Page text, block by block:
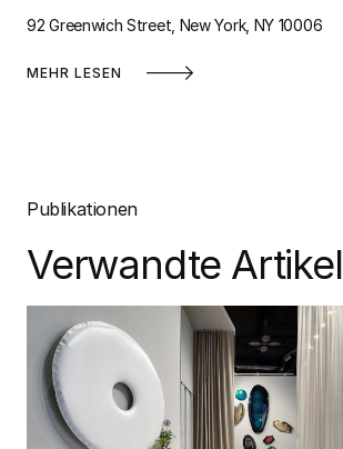
92 Greenwich Street, New York, NY 10006
MEHR LESEN
Publikationen
Verwandte Artikel